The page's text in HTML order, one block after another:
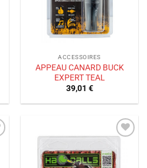
ACCESSOIRES
APPEAU CANARD BUCK
EXPERT TEAL
39,01 €
à la liste
de